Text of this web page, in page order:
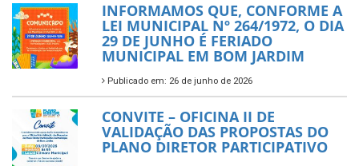
INFORMAMOS QUE, CONFORME A
LEI MUNICIPAL Nº 264/1972, O DIA
29 DE JUNHO É FERIADO
MUNICIPAL EM BOM JARDIM
Publicado em: 26 de junho de 2026
CONVITE – OFICINA II DE
VALIDAÇÃO DAS PROPOSTAS DO
PLANO DIRETOR PARTICIPATIVO